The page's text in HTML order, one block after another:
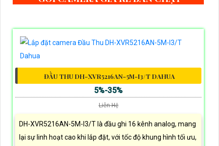
ĐẦU THU DH-XVR5216AN-5M-I3/T DAHUA
5%-35%
Liên Hệ
DH-XVR5216AN-5M-I3/T là đầu ghi 16 kênh analog, mang
lại sự linh hoạt cao khi lắp đặt, với tốc độ khung hình tối ưu,